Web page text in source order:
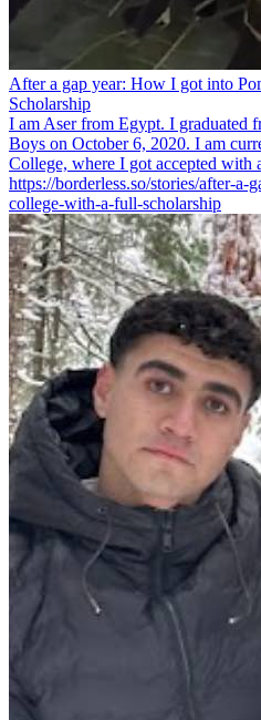
After a gap year: How I got into
Scholarship
I am Aser from Egypt. I graduated
Boys on October 6, 2020. I am
College, where I got accepted with
https://borderless.so/stories/after-
college-with-a-full-scholarship